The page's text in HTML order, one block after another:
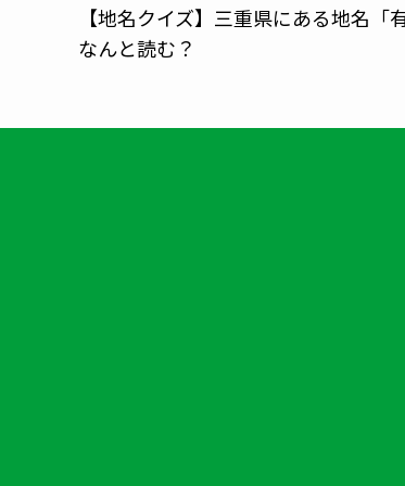
【地名クイズ】三重県にある地名「
なんと読む？